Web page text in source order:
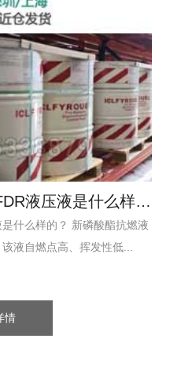
新磷酸酯抗燃液压油-HFDR液压液是什么样的？
什么样的？ 新磷酸酯抗燃液
液自燃点高、挥发性低...
情